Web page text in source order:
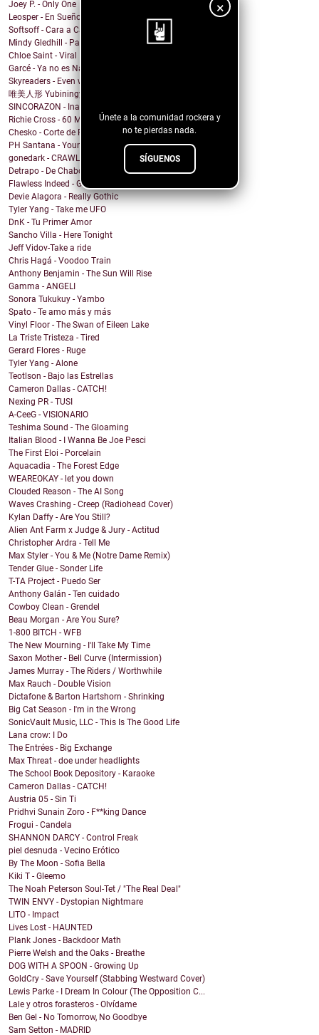
×
Únete a la comunidad rockera y
no te pierdas nada.
SÍGUENOS
Joey P. - Only One
Leosper - En Sueños
Softsoff - Cara a Cara
Mindy Gledhill - Paint Your Lips Red
Chloe Saint - Viral
Garcé - Ya no es Navidad
Skyreaders - Even when it's wrong
唯美人形 Yubiningyou - 秘密
SINCORAZON - Inane
Richie Cross - 60 Miles An Hour
Chesko - Corte de Pelo
PH Santana - Young & Tired
gonedark - CRAWL
Detrapo - De Chabolas y Castillos
Flawless Indeed - Graveroller
Devie Alagora - Really Gothic
Tyler Yang - Take me UFO
DnK - Tu Primer Amor
Sancho Villa - Here Tonight
Jeff Vidov-Take a ride
Chris Hagá - Voodoo Train
Anthony Benjamin - The Sun Will Rise
Gamma - ANGELI
Sonora Tukukuy - Yambo
Spato - Te amo más y más
Vinyl Floor - The Swan of Eileen Lake
La Triste Tristeza - Tired
Gerard Flores - Ruge
Tyler Yang - Alone
Teotlson - Bajo las Estrellas
Cameron Dallas - CATCH!
Nexing PR - TUSI
A-CeeG - VISIONARIO
Teshima Sound - The Gloaming
Italian Blood - I Wanna Be Joe Pesci
The First Eloi - Porcelain
Aquacadia - The Forest Edge
WEAREOKAY - let you down
Clouded Reason - The AI Song
Waves Crashing - Creep (Radiohead Cover)
Kylan Daffy - Are You Still?
Alien Ant Farm x Judge & Jury - Actitud
Christopher Ardra - Tell Me
Max Styler - You & Me (Notre Dame Remix)
Tender Glue - Sonder Life
T-TA Project - Puedo Ser
Anthony Galán - Ten cuidado
Cowboy Clean - Grendel
Beau Morgan - Are You Sure?
1-800 BITCH - WFB
The New Mourning - I'll Take My Time
Saxon Mother - Bell Curve (Intermission)
James Murray - The Riders / Worthwhile
Max Rauch - Double Vision
Dictafone & Barton Hartshorn - Shrinking
Big Cat Season - I'm in the Wrong
SonicVault Music, LLC - This Is The Good Life
Lana crow: I Do
The Entrées - Big Exchange
Max Threat - doe under headlights
The School Book Depository - Karaoke
Cameron Dallas - CATCH!
Austria 05 - Sin Ti
Pridhvi Sunain Zoro - F**king Dance
Frogui - Candela
SHANNON DARCY - Control Freak
piel desnuda - Vecino Erótico
By The Moon - Sofia Bella
Kiki T - Gleemo
The Noah Peterson Soul-Tet / "The Real Deal"
TWIN ENVY - Dystopian Nightmare
LITO - Impact
Lives Lost - HAUNTED
Plank Jones - Backdoor Math
Pierre Welsh and the Oaks - Breathe
DOG WITH A SPOON - Growing Up
GoldCry - Save Yourself (Stabbing Westward Cover)
Lewis Parke - I Dream In Colour (The Opposition C...
Lale y otros forasteros - Olvídame
Ben Gel - No Tomorrow, No Goodbye
Sam Setton - MADRID